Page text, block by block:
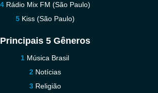
Rádio Mix FM (São Paulo)
Kiss (São Paulo)
Principais 5 Gêneros
Música Brasil
Notícias
Religião